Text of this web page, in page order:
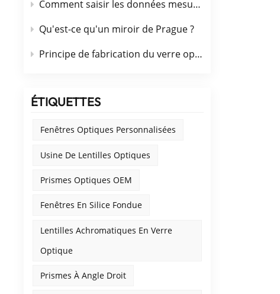
Comment saisir les données mesurées par l'interféromètre dans OpticStudio
Qu'est-ce qu'un miroir de Prague ?
Principe de fabrication du verre optique de type pression
ÉTIQUETTES
Fenêtres Optiques Personnalisées
Usine De Lentilles Optiques
Prismes Optiques OEM
Fenêtres En Silice Fondue
Lentilles Achromatiques En Verre
Optique
Prismes À Angle Droit